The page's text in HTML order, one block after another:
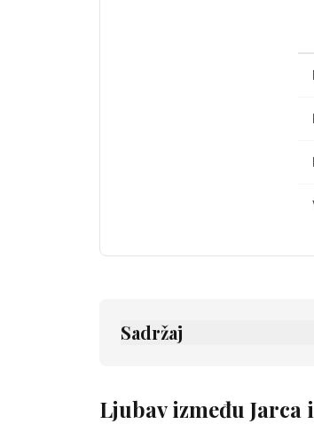
Sadržaj
Ljubav između Jarca